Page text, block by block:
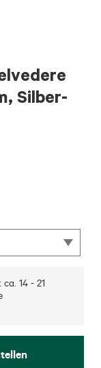
Silber-
14 - 21